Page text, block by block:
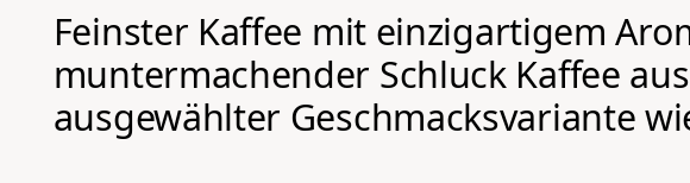
Feinster Kaffee mit einzigartigem
muntermachender Schluck Kaffee
ausgewählter Geschmacksvariante